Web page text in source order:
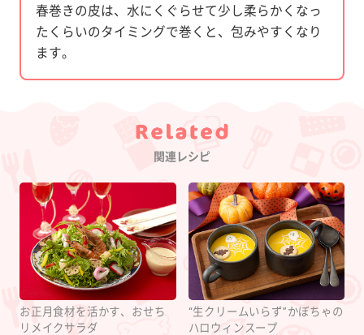
春巻きの皮は、水にくぐらせて少し柔らかくなっ
たくらいのタイミングで巻くと、包みやすくなり
ます。
Category
関連レシピ
お正月食材を活かす、おせち
リメイクサラダ
“生クリームいらず”かぼちゃの
ハロウィンスープ